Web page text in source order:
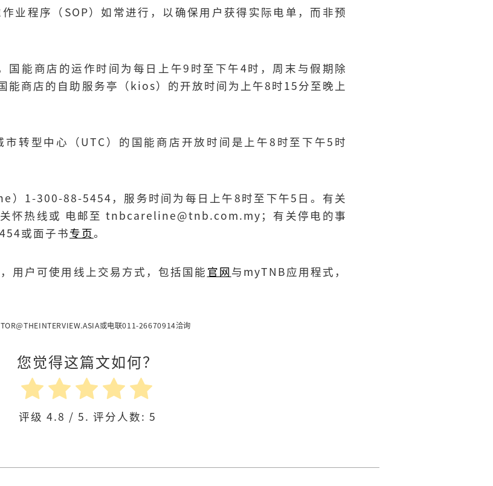
业程序（SOP）如常进行，以确保用户获得实际电单，而非预
能商店的运作时间为每日上午9时至下午4时，周末与假期除
能商店的自助服务亭（kios）的开放时间为上午8时15分至晚上
转型中心（UTC）的国能商店开放时间是上午8时至下午5时
）1-300-88-5454，服务时间为每日上午8时至下午5日。有关
怀热线或 电邮至tnbcareline@tnb.com.my ；有关停电的事
或面子书专页。
用户可使用线上交易方式，包括国能官网 与myTNB应用程式，
或电联011-26670914洽询
您觉得这篇文如何？
评级 4.8 / 5. 评分人数: 5